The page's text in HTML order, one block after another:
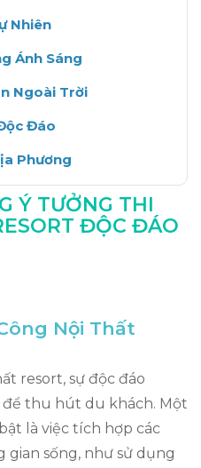
Nhiên
Ánh Sáng
Ngoài Trời
Đáo
Phương
Chuyên Nghiệp
Trong Thi Công Nội
Ý TƯỞNG THI
ĐỘC ĐÁO
Nội Thất
resort, sự độc đáo
thu hút du khách. Một
là việc tích hợp các
sống, như sử dụng